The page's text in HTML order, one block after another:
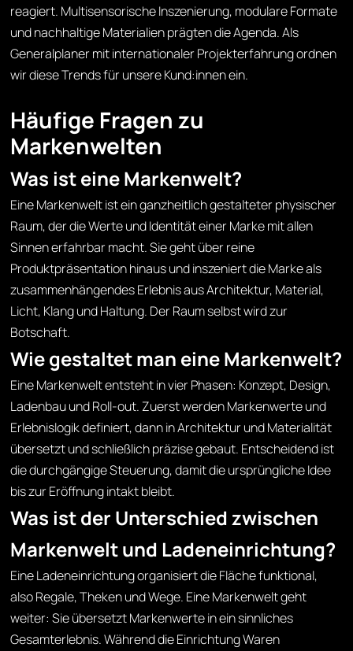
reagiert. Multisensorische Inszenierung, modulare Formate
und nachhaltige Materialien prägten die Agenda. Als
Generalplaner mit internationaler Projekterfahrung ordnen
wir diese Trends für unsere Kund:innen ein.
Häufige Fragen zu
Markenwelten
Was ist eine Markenwelt?
Eine Markenwelt ist ein ganzheitlich gestalteter physischer
Raum, der die Werte und Identität einer Marke mit allen
Sinnen erfahrbar macht. Sie geht über reine
Produktpräsentation hinaus und inszeniert die Marke als
zusammenhängendes Erlebnis aus Architektur, Material,
Licht, Klang und Haltung. Der Raum selbst wird zur
Botschaft.
Wie gestaltet man eine Markenwelt?
Eine Markenwelt entsteht in vier Phasen: Konzept, Design,
Ladenbau und Roll-out. Zuerst werden Markenwerte und
Erlebnislogik definiert, dann in Architektur und Materialität
übersetzt und schließlich präzise gebaut. Entscheidend ist
die durchgängige Steuerung, damit die ursprüngliche Idee
bis zur Eröffnung intakt bleibt.
Was ist der Unterschied zwischen
Markenwelt und Ladeneinrichtung?
Eine Ladeneinrichtung organisiert die Fläche funktional,
also Regale, Theken und Wege. Eine Markenwelt geht
weiter: Sie übersetzt Markenwerte in ein sinnliches
Gesamterlebnis. Während die Einrichtung Waren